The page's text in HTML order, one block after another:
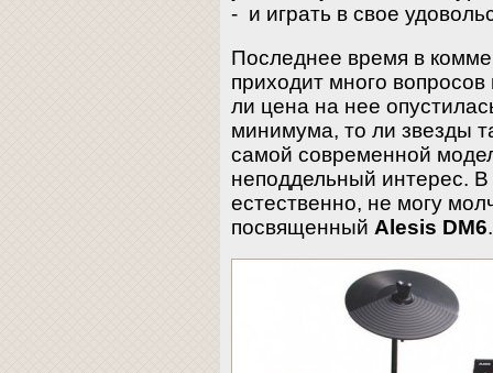
- и играть в свое
Последнее время в
приходит много
ли цена на нее
минимума, то ли звезды
самой современной
неподдельный интерес. В
естественно, не могу
посвященный Alesis DM6.